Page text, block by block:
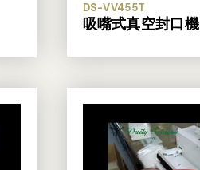
DS-VV455T
吸嘴式真空封口機